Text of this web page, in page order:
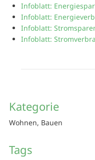
Infoblatt:
Infoblatt:
Infoblatt:
Infoblatt:
Kategorie
Wohnen, Bauen
Tags